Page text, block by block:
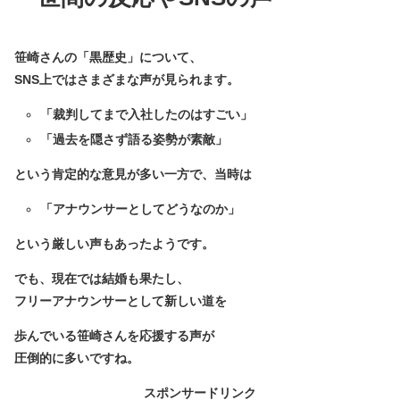
笹崎さんの「黒歴史」について、
SNS上ではさまざまな声が見られます。
「裁判してまで入社したのはすごい」
「過去を隠さず語る姿勢が素敵」
という肯定的な意見が多い一方で、当時は
「アナウンサーとしてどうなのか」
という厳しい声もあったようです。
でも、現在では結婚も果たし、
フリーアナウンサーとして新しい道を
歩んでいる笹崎さんを応援する声が
圧倒的に多いですね。
スポンサードリンク